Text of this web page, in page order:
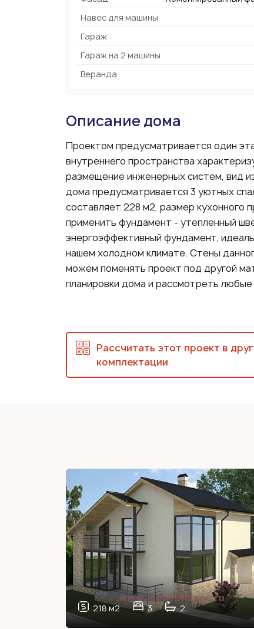
Навес для машины
Гараж
Гараж на 2 машины
Веранда
Описание дома
Проектом предусматривается один
внутреннего пространства
размещение инженерных систем, вид
дома предусматривается 3 уютных
составляет 228 м2, размер кухонного
применить фундамент - утепленный
энергоэффективный фундамент,
нашем холодном климате. Стены
можем поменять проект под другой
планировки дома и рассмотреть любые
Рассчитать этот проект в
комплектации
218 м2 3 2